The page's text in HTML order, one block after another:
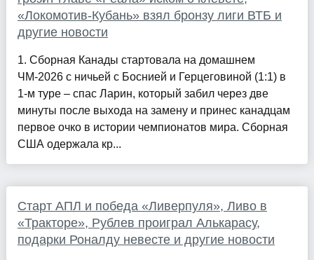
«Локомотив-Кубань» взял бронзу лиги ВТБ и
другие новости
1. Сборная Канады стартовала на домашнем
ЧМ-2026 с ничьей с Боснией и Герцеговиной (1:1) в
1-м туре – спас Ларин, который забил через две
минуты после выхода на замену и принес канадцам
первое очко в истории чемпионатов мира. Сборная
США одержала кр...
Старт АПЛ и победа «Ливерпуля», Ливо в
«Тракторе», Рублев проиграл Алькарасу,
подарки Роналду невесте и другие новости